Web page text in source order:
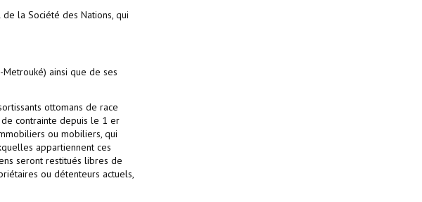
la Société des Nations, qui
ainsi que de ses
ottomans de race
contrainte depuis le 1 er
ou mobiliers, qui
appartiennent ces
seront restitués libres de
ou détenteurs actuels,